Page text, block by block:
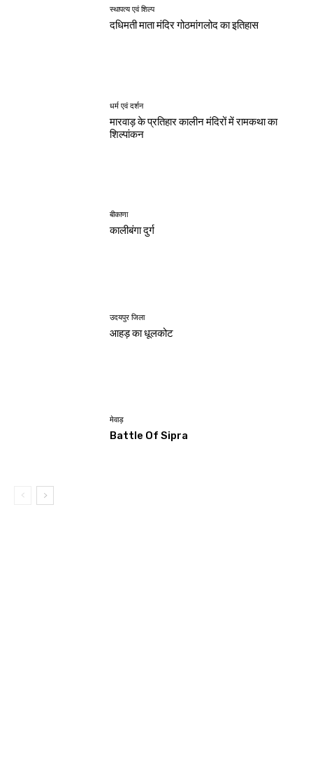
स्थापत्य एवं शिल्प
दधिमती माता मंदिर गोठमांगलोद का इतिहास
धर्म एवं दर्शन
मारवाड़ के प्रतिहार कालीन मंदिरों में रामकथा का
शिल्पांकन
बीकाणा
कालीबंगा दुर्ग
उदयपुर जिला
आहड़ का धूलकोट
मेवाड़
Battle Of Sipra